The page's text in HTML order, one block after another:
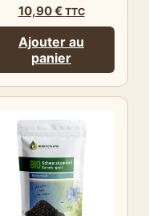
10,90€ TTC
Ajouter au
panier